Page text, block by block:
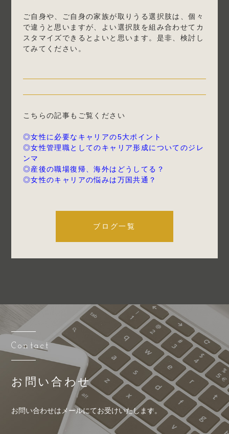
ご自身や、ご自身の家族が取りうる選択肢は、個々
で違うと思いますが、よい選択肢を組み合わせてカ
スタマイズできるとよいと思います。是非、検討し
てみてください。
こちらの記事もご覧ください
◎女性に必要なキャリアの5大ポイント
◎女性管理職としてのキャリア形成についてのジレ
ンマ
◎産後の職場復帰、海外はどうしてる？
◎女性のキャリアの悩みは万国共通？
ブログ一覧
Contact
お問い合わせ
お問い合わせはメールにてお受けいたします。